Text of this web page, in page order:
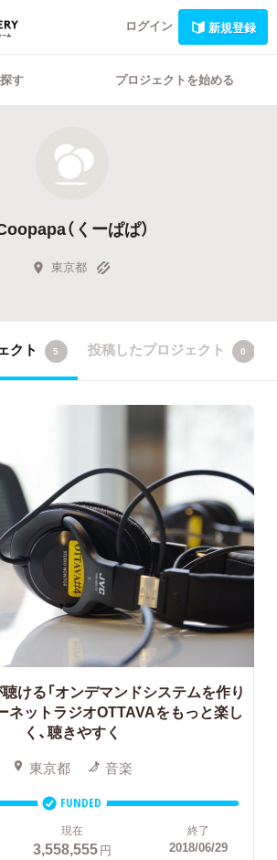
ログイン 新規登録
す プロジェクトを始める
（くーぱぱ）
東京都
クト 5 投稿したプロジェクト 0
ける「オンデマンドシステムを作り
ネットラジオOTTAVAをもっと楽し
く、聴きやすく
東京都 音楽
FUNDED
現在
3,558,555円
終了
2018/06/29